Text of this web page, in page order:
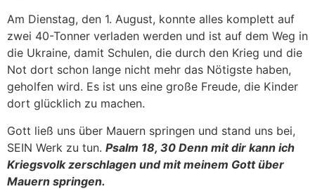
Am Dienstag, den 1. August, konnte alles komplett auf
zwei 40-Tonner verladen werden und ist auf dem Weg in
die Ukraine, damit Schulen, die durch den Krieg und die
Not dort schon lange nicht mehr das Nötigste haben,
geholfen wird. Es ist uns eine große Freude, die Kinder
dort glücklich zu machen.
Gott ließ uns über Mauern springen und stand uns bei,
SEIN Werk zu tun. Psalm 18, 30 Denn mit dir kann ich
Kriegsvolk zerschlagen und mit meinem Gott über
Mauern springen.